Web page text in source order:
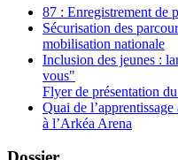
87 : Enregistrement de
Sécurisation des
mobilisation nationale
Inclusion des jeunes :
vous"
Flyer de présentation
Quai de
à l’Arkéa Arena